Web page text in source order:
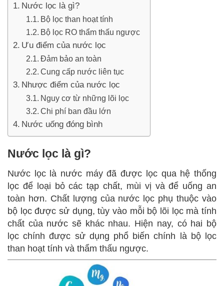
Nước lọc là gì?
Bộ lọc than hoạt tính
Bộ lọc RO thẩm thấu ngược
Ưu điểm của nước lọc
Đảm bảo an toàn
Cung cấp nước liên tục
Nhược điểm của nước lọc
Nguy cơ từ những lõi lọc
Chi phí ban đầu lớn
Nước uống đóng bình
Nước lọc là gì?
Nước lọc là nước máy đã được lọc qua hệ thống
lọc để loại bỏ các tạp chất, mùi vị và để uống an
toàn hơn. Chất lượng của nước lọc phụ thuộc vào
bộ lọc được sử dụng, tùy vào mỗi bộ lõi lọc mà tính
chất của nước sẽ khác nhau. Hiện nay, có hai bộ
lọc chính được sử dụng phổ biến chính là bộ lọc
than hoạt tính và thẩm thấu ngược.